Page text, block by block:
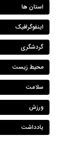
استان ها
اینفوگرافیک
گردشگری
محیط زیست
سلامت
ورزش
یادداشت